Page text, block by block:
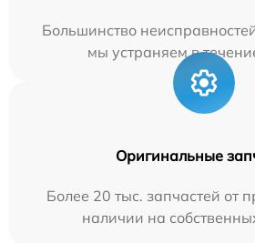
Большинство
мы устраняем в
Оригинальные
Более 20 тыс. запчастей от
наличии на